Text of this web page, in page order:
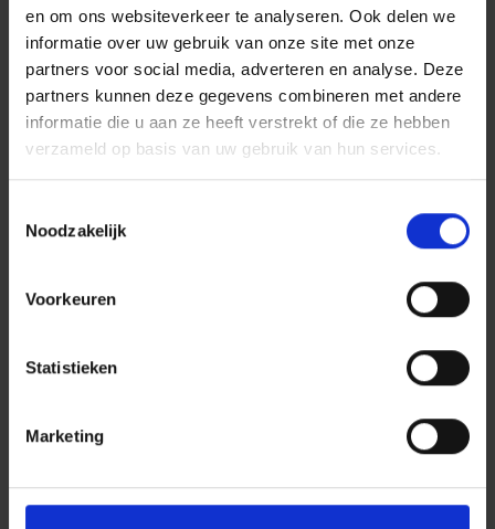
en om ons websiteverkeer te analyseren. Ook delen we
informatie over uw gebruik van onze site met onze
partners voor social media, adverteren en analyse. Deze
partners kunnen deze gegevens combineren met andere
informatie die u aan ze heeft verstrekt of die ze hebben
verzameld op basis van uw gebruik van hun services.
Noodzakelijk
Voorkeuren
Statistieken
Marketing
de olie zelf.
Kom langs in onze showroom
in Nuland om samen met
uw persoonlijke wensen te